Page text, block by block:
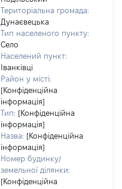
Територіальна громада:
Дунаєвецька
Тип населеного пункту:
Село
Населений пункт:
Іванківці
Район у місті:
[Конфіденційна
інформація]
Тип: [Конфіденційна
інформація]
Назва: [Конфіденційна
інформація]
Номер будинку/
земельної ділянки:
[Конфіденційна